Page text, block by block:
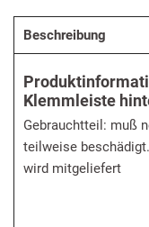
Beschreibung
Klemmleiste
Gebrauchtteil: muß
teilweise
wird mitgeliefert